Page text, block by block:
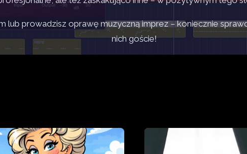
lub prowadzisz oprawę muzyczną imprez – koniecznie
nich goście!